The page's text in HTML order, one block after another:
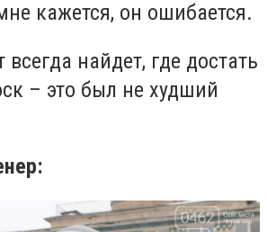
кажется, он ошибается.
всегда найдет, где достать
– это был не худший